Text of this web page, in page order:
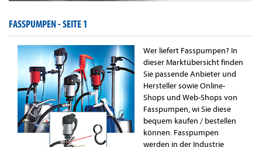
FASSPUMPEN -SEITE 1
Wer liefert Fasspumpen? In
dieser Marktübersicht finden
Sie passende Anbieter und
Hersteller sowie Online-
Shops und Web-Shops von
Fasspumpen, wi Sie diese
bequem kaufen / bestellen
können. Fasspumpen
werden in der Industrie